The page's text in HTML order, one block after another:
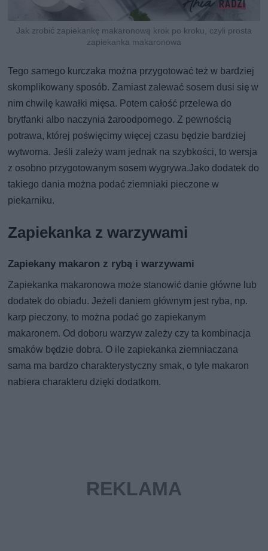
Jak zrobić zapiekankę makaronową krok po kroku, czyli prosta
zapiekanka makaronowa
Tego samego kurczaka można przygotować też w bardziej
skomplikowany sposób. Zamiast zalewać sosem dusi się w
nim chwilę kawałki mięsa. Potem całość przelewa do
brytfanki albo naczynia żaroodpornego. Z pewnością
potrawa, której poświęcimy więcej czasu będzie bardziej
wytworna. Jeśli zależy wam jednak na szybkości, to wersja
z osobno przygotowanym sosem wygrywa.Jako dodatek do
takiego dania można podać ziemniaki pieczone w
piekarniku.
Zapiekanka z warzywami
Zapiekany makaron z rybą i warzywami
Zapiekanka makaronowa może stanowić danie główne lub
dodatek do obiadu. Jeżeli daniem głównym jest ryba, np.
karp pieczony, to można podać go zapiekanym
makaronem. Od doboru warzyw zależy czy ta kombinacja
smaków będzie dobra. O ile zapiekanka ziemniaczana
sama ma bardzo charakterystyczny smak, o tyle makaron
nabiera charakteru dzięki dodatkom.